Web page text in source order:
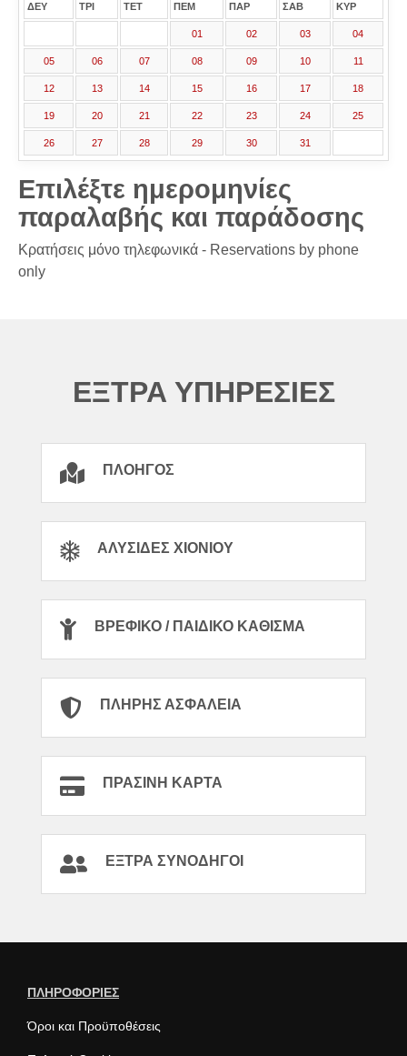
ΔΕΥ ΤΡΙ ΤΕΤ ΠΕΜ ΠΑΡ ΣΑΒ ΚΥΡ
01 02 03 04
05 06 07 08 09 10 11
12 13 14 15 16 17 18
19 20 21 22 23 24 25
26 27 28 29 30 31
Επιλέξτε ημερομηνίες
παραλαβής και παράδοσης
Κρατήσεις μόνο τηλεφωνικά - Reservations by phone
only
ΕΞΤΡΑ ΥΠΗΡΕΣΙΕΣ
ΠΛΟΗΓΌΣ
ΑΛΥΣΊΔΕΣ ΧΙΟΝΙΟΎ
ΒΡΕΦΙΚΌ / ΠΑΙΔΙΚΌ ΚΆΘΙΣΜΑ
ΠΛΉΡΗΣ ΑΣΦΆΛΕΙΑ
ΠΡΆΣΙΝΗ ΚΆΡΤΑ
ΈΞΤΡΑ ΣΥΝΟΔΗΓΟΊ
ΠΛΗΡΟΦΟΡΙΕΣ
Όροι και Προϋποθέσεις